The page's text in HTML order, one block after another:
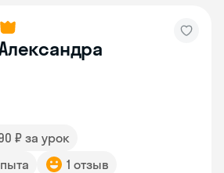
₽ за урок
1 отзыв